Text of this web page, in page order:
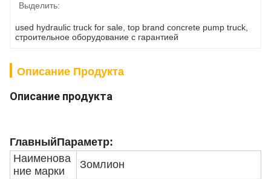
Выделить:
used hydraulic truck for sale top brand concrete pump truck
строительное оборудование с гарантией
Описание Продукта
Описание продукта
ГлавныйПараметр:
Наименова
ние марки
Зомлион